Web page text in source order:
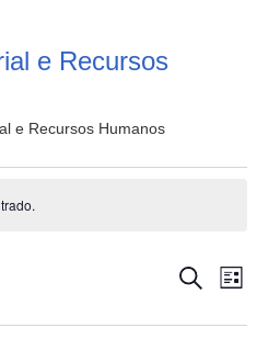
e Recursos
e Recursos Humanos
e
Procurar
eventos
Lista